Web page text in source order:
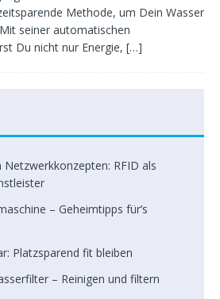
Methode, um Dein Wasser
seiner automatischen
Du nicht nur Energie, […]
RFID als
– Geheimtipps für’s
Platzsparend fit bleiben
– Reinigen und filtern